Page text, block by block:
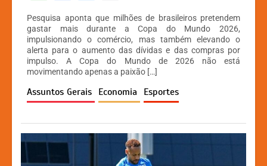
h
at
s
A
p
p
c
e
b
o
o
k
s
s
e
n
g
er
o
p
y
Li
n
k
Pesquisa aponta que milhões de brasileiros pretendem
gastar mais durante a Copa do Mundo 2026,
impulsionando o comércio, mas também elevando o
alerta para o aumento das dívidas e das compras por
impulso. A Copa do Mundo de 2026 não está
movimentando apenas a paixão […]
Assuntos Gerais Economia Esportes